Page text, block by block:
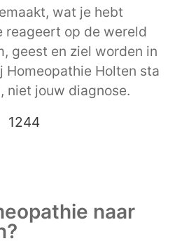
wat je hebt
reageert op de wereld
geest en ziel worden in
Homeopathie Holten sta
niet jouw diagnose.
naar